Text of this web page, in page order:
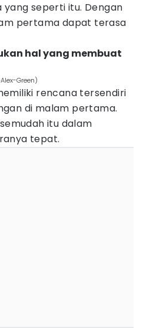
seperti itu. Dengan
pertama dapat terasa
hal yang membuat
Green)
rencana tersendiri
di malam pertama.
itu dalam
tepat.